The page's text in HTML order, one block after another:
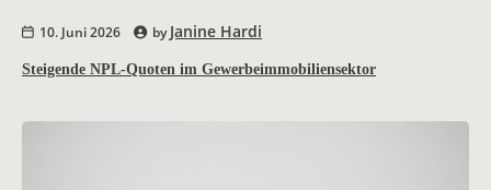
10. Juni 2026 byJanine Hardi
Steigende NPL-Quoten im Gewerbeimmobiliensektor